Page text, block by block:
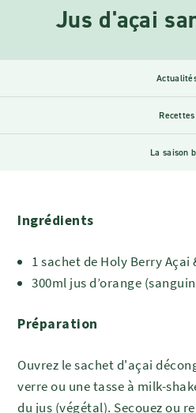
Jus d'açai
Recettes
La saison
Ingrédients
1 sachet de Holy Berry
300ml jus d’orange
Préparation
Ouvrez le sachet d'açai
verre ou une tasse à milk-
du jus (végétal). Secouez ou